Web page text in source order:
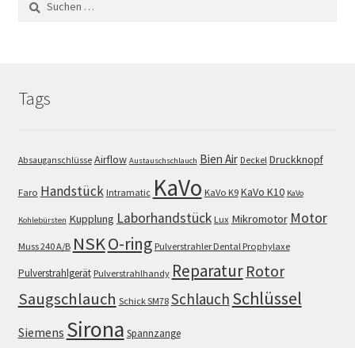
nach:
Tags
Absauganschlüsse Airflow Austauschschlauch Bien Air Deckel Druckknopf
Faro Handstück Intramatic KaVo KaVo K9 KaVo K10 KaVo
Kohlebürsten Kupplung Laborhandstück Lux Mikromotor Motor
Muss 240 A/B NSKO-ring Pulverstrahler Dental Prophylaxe
Pulverstrahlgerät Pulverstrahlhandy Reparatur Rotor
Saugschlauch Schick SM78 Schlauch Schlüssel
Siemens Sirona Spannzange